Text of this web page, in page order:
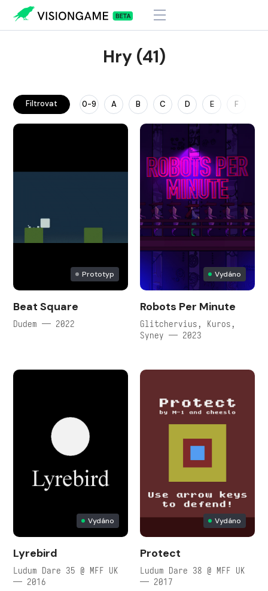
Hry (41)
Filtrovat 0-9 A B C D E F
Prototyp
Beat Square
Dudem — 2022
Vydáno
Robots Per Minute
Glitchervius, Kuros,
Syney — 2023
Vydáno
Lyrebird
Ludum Dare 35 @ MFF UK
— 2016
Vydáno
Protect
Ludum Dare 38 @ MFF UK
— 2017